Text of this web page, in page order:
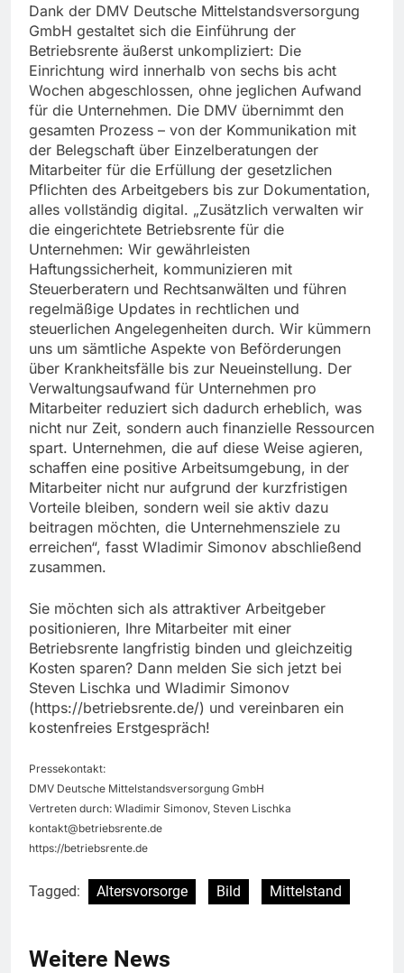
Dank der DMV Deutsche Mittelstandsversorgung
GmbH gestaltet sich die Einführung der
Betriebsrente äußerst unkompliziert: Die
Einrichtung wird innerhalb von sechs bis acht
Wochen abgeschlossen, ohne jeglichen Aufwand
für die Unternehmen. Die DMV übernimmt den
gesamten Prozess – von der Kommunikation mit
der Belegschaft über Einzelberatungen der
Mitarbeiter für die Erfüllung der gesetzlichen
Pflichten des Arbeitgebers bis zur Dokumentation,
alles vollständig digital. „Zusätzlich verwalten wir
die eingerichtete Betriebsrente für die
Unternehmen: Wir gewährleisten
Haftungssicherheit, kommunizieren mit
Steuerberatern und Rechtsanwälten und führen
regelmäßige Updates in rechtlichen und
steuerlichen Angelegenheiten durch. Wir kümmern
uns um sämtliche Aspekte von Beförderungen
über Krankheitsfälle bis zur Neueinstellung. Der
Verwaltungsaufwand für Unternehmen pro
Mitarbeiter reduziert sich dadurch erheblich, was
nicht nur Zeit, sondern auch finanzielle Ressourcen
spart. Unternehmen, die auf diese Weise agieren,
schaffen eine positive Arbeitsumgebung, in der
Mitarbeiter nicht nur aufgrund der kurzfristigen
Vorteile bleiben, sondern weil sie aktiv dazu
beitragen möchten, die Unternehmensziele zu
erreichen“, fasst Wladimir Simonov abschließend
zusammen.
Sie möchten sich als attraktiver Arbeitgeber
positionieren, Ihre Mitarbeiter mit einer
Betriebsrente langfristig binden und gleichzeitig
Kosten sparen? Dann melden Sie sich jetzt bei
Steven Lischka und Wladimir Simonov
(https://betriebsrente.de/) und vereinbaren ein
kostenfreies Erstgespräch!
Pressekontakt:
DMV Deutsche Mittelstandsversorgung GmbH
Vertreten durch: Wladimir Simonov, Steven Lischka
kontakt@betriebsrente.de
https://betriebsrente.de
Tagged: Altersvorsorge Bild Mittelstand
Weitere News